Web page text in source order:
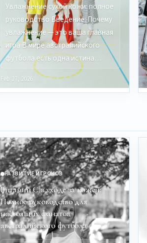
Увлажнение сухой кожи: полное
руководство Введение: Почему
увлажнение — это ваша главная
игра В мире австралийского
футбола есть одна истина…
Feb 27, 2026
РАЗВИТИЕ ИГРОКОВ
Витамин C в уходе за кожей:
Полное руководство для
настоящих фанатов
австралийского футбола